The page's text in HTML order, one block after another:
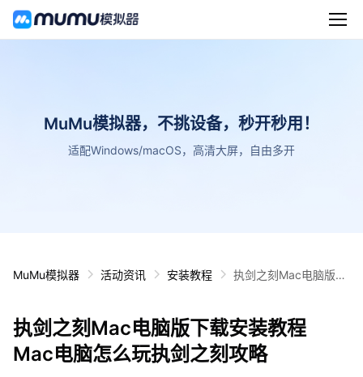
MuMu模拟器，不挑设备，秒开秒用！
适配Windows/macOS，高清大屏，自由多开
MuMu模拟器 活动资讯 安装教程
执剑之刻Mac电脑版下
执剑之刻Mac电脑版下载安装教程
Mac电脑怎么玩执剑之刻攻略